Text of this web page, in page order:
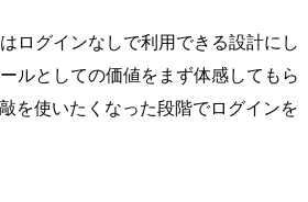
ログインなしで利用できる設計にし
ルとしての価値をまず体感してもら
を使いたくなった段階でログインを